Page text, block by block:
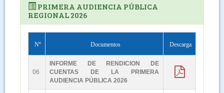
PRIMERA AUDIENCIA PÚBLICA
REGIONAL 2026
Nº Documentos Descarga
06
INFORME DE RENDICION DE
CUENTAS DE LA PRIMERA
AUDIENCIA PÚBLICA 2026